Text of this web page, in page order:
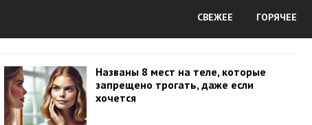
СВЕЖЕЕ ГОРЯЧЕЕ
Названы 8 мест на теле, которые
запрещено трогать, даже если
хочется